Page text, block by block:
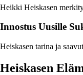
Heikki Heiskasen
Innostus Uusille
Heiskasen tarina ja
Heiskasen